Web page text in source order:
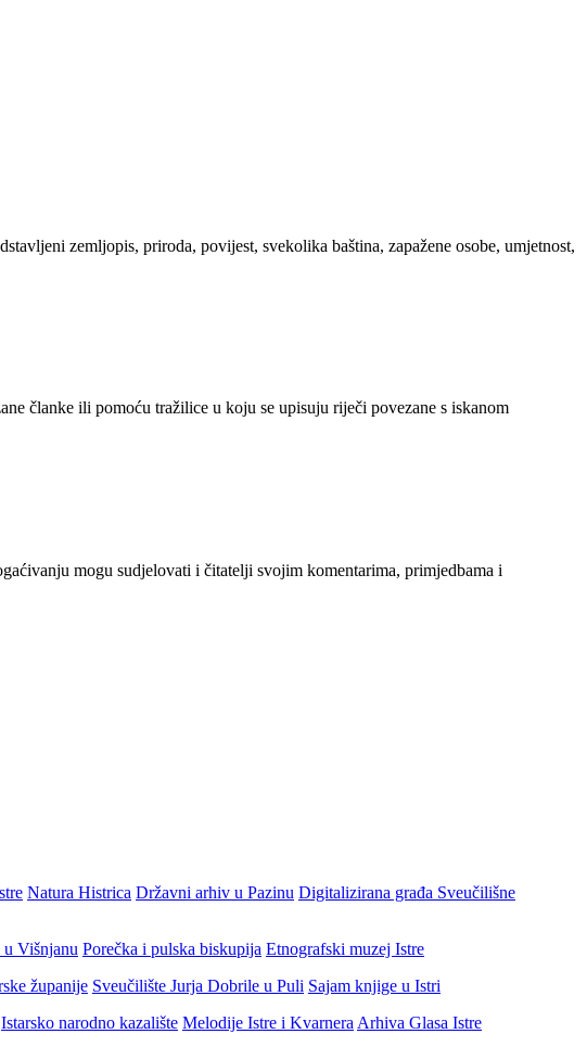
zemljopis, priroda, povijest, svekolika baština, zapažene osobe, umjetnost,
članke ili pomoću tražilice u koju se upisuju riječi povezane s iskanom
mogu sudjelovati i čitatelji svojim komentarima, primjedbama i
Natura Histrica Državni arhiv u Pazinu Digitalizirana građa Sveučilišne
u Višnjanu Porečka i pulska biskupija Etnografski muzej Istre
županije Sveučilište Jurja Dobrile u Puli Sajam knjige u Istri
Istarsko narodno kazalište Melodije Istre i Kvarnera Arhiva Glasa Istre